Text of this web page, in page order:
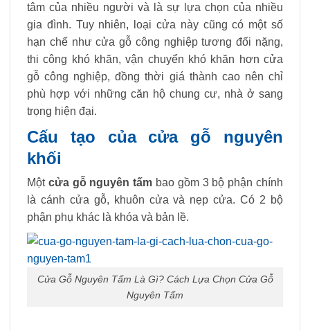
tâm của nhiều người và là sự lựa chọn của nhiều
gia đình. Tuy nhiên, loại cửa này cũng có một số
hạn chế như cửa gỗ công nghiệp tương đối nặng,
thi công khó khăn, vận chuyển khó khăn hơn cửa
gỗ công nghiệp, đồng thời giá thành cao nên chỉ
phù hợp với những căn hộ chung cư, nhà ở sang
trọng hiện đại.
Cấu tạo của cửa gỗ nguyên
khối
Một cửa gỗ nguyên tấm bao gồm 3 bộ phận chính
là cánh cửa gỗ, khuôn cửa và nẹp cửa. Có 2 bộ
phận phụ khác là khóa và bản lề.
Cửa Gỗ Nguyên Tấm Là Gì? Cách Lựa Chọn Cửa Gỗ
Nguyên Tấm